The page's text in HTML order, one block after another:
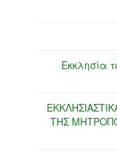
Εκκλησία
ΤΗΣ